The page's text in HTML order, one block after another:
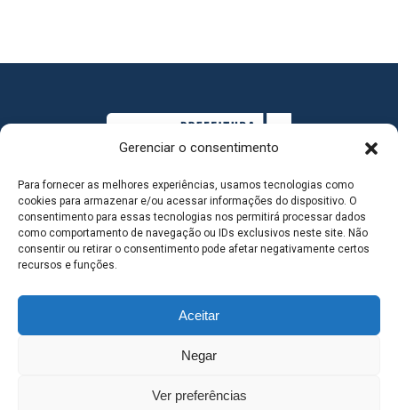
Gerenciar o consentimento
Para fornecer as melhores experiências, usamos tecnologias como
cookies para armazenar e/ou acessar informações do dispositivo. O
consentimento para essas tecnologias nos permitirá processar dados
como comportamento de navegação ou IDs exclusivos neste site. Não
consentir ou retirar o consentimento pode afetar negativamente certos
recursos e funções.
Aceitar
Negar
Ver preferências
MAPA DO SITE
SEDE DO ADMINISTRATIVO MUNICIPAL - Avenida